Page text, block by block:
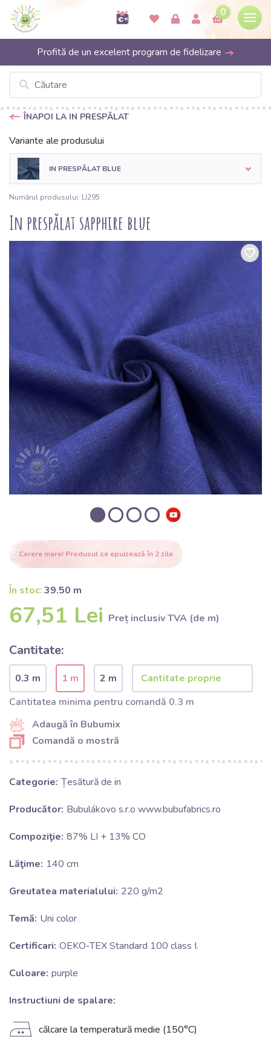
0
Profită de un excelent program de fidelizare
ÎNAPOI LA IN PRESPĂLAT
Variante ale produsului
IN PRESPĂLAT BLUE
Numărul produsului: LI295
In prespălat sapphire blue
Cerere mare! Produsul se epuizează în 2 zile
În stoc:39.50 m
67,51 Lei Preț inclusiv TVA (de m)
Cantitate:
0.3 m 1 m
2 m
Cantitatea minima pentru comandă 0.3 m
Adaugă în Bubumix
Comandă o mostră
Categorie: Țesătură de in
Producător: Bubulákovo s.r.o www.bubufabrics.ro
Compoziţie: 87% LI + 13% CO
Lăţime: 140 cm
Greutatea materialului: 220 g/m2
Temă: Uni color
Certificari: OEKO-TEX Standard 100 class I.
Culoare: purple
Instructiuni de spalare:
E călcare la temperatură medie (150°C)